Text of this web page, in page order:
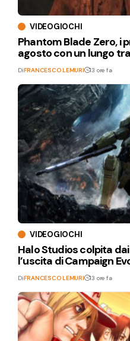
VIDEOGIOCHI
Phantom Blade Zero, i
agosto con un lungo
DiFRANCESCO LEMURI 13 ore fa
VIDEOGIOCHI
Halo Studios colpita
l’uscita di Campaign
DiFRANCESCO LEMURI 13 ore fa